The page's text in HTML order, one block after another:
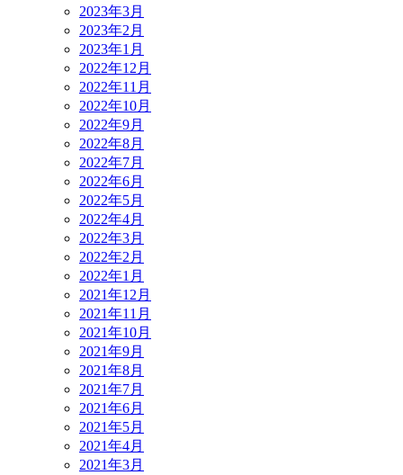
2023年3月
2023年2月
2023年1月
2022年12月
2022年11月
2022年10月
2022年9月
2022年8月
2022年7月
2022年6月
2022年5月
2022年4月
2022年3月
2022年2月
2022年1月
2021年12月
2021年11月
2021年10月
2021年9月
2021年8月
2021年7月
2021年6月
2021年5月
2021年4月
2021年3月